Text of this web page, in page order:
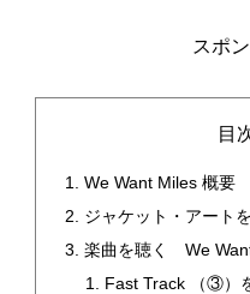
スポ
目
We Want Miles 概要
ジャケット・アート
楽曲を聴く We
Fast Track （③）